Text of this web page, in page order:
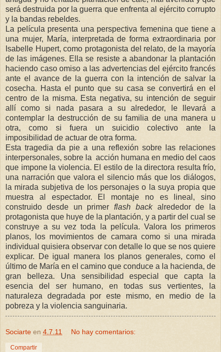
será destruida por la guerra que enfrenta al ejército corrupto
y la bandas rebeldes.
La película presenta una perspectiva femenina que tiene a
una mujer, María, interpretada de forma extraordinaria por
Isabelle Hupert, como protagonista del relato, de la mayoría
de las imágenes. Ella se resiste a abandonar la plantación
haciendo caso omiso a las advertencias del ejército francés
ante el avance de la guerra con la intención de salvar la
cosecha. Hasta el punto que su casa se convertirá en el
centro de la misma. Esta negativa, su intención de seguir
allí como si nada pasara a su alrededor, le llevará a
contemplar la destrucción de su familia de una manera u
otra, como si fuera un suicidio colectivo ante la
imposibilidad de actuar de otra forma.
Esta tragedia da pie a una reflexión sobre las relaciones
interpersonales, sobre la acción humana en medio del caos
que impone la violencia. El estilo de la directora resulta frío,
una narración que valora el silencio más que los diálogos,
la mirada subjetiva de los personajes o la suya propia que
muestra al espectador. El montaje no es lineal, sino
construido desde un primer flash backalrededor de la
protagonista que huye de la plantación, y a partir del cual se
construye a su vez toda la película. Valora los primeros
planos, los movimientos de camara como si una mirada
individual quisiera observar con detalle lo que se nos quiere
explicar. De igual manera los planos generales, como el
último de María en el camino que conduce a la hacienda, de
gran belleza. Una sensibilidad especial que capta la
esencia del ser humano, en todas sus vertientes, la
naturaleza degradada por este mismo, en medio de la
pobreza y la violencia sanguinaria.
Sociarte en 4.7.11 No hay comentarios:
Compartir